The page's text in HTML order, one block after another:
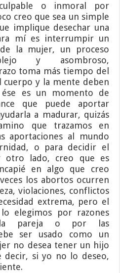
o inmoral por
creo que sea un simple
implique desechar una
mí es interrumpir un
la mujer, un proceso
y asombroso,
toma más tiempo del
cuerpo y la mente deben
es un momento de
que puede aportar
a madurar, quizás
que trazamos en
aportaciones al mundo
o para decidir el
otro lado, creo que es
en algo que creo
los abortos ocurren
violaciones, conflictos
extrema, pero el
elegimos por razones
la pareja o por las
ser usado como un
no desea tener un hijo
decir, si yo no lo deseo,